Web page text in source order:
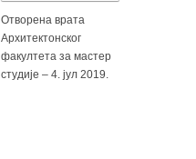
Отворена врата
Архитектонског
факултета за мастер
студије – 4. јул 2019.